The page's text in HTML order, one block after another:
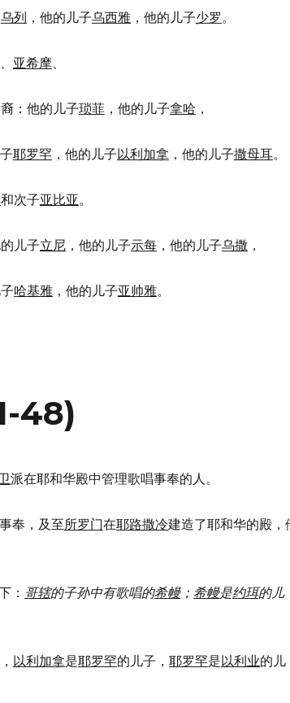
乌列 ，他的儿子乌西雅，他的儿子少罗。
、 亚希摩、
：他的儿子琐菲，他的儿子拿哈 ，
耶罗罕，他的儿子以利加拿，他的儿子撒母耳。
和次子亚比亚。
的儿子立尼，他的儿子示每，他的儿子乌撒，
哈基雅，他的儿子亚帅雅。
48)
派在耶和华殿中管理歌唱事奉的人。
奉，及至所罗门在耶路撒冷建造了耶和华的殿，
： 哥辖的子孙中有歌唱的希幔； 希幔是约珥的儿
以利加拿是耶罗罕的儿子， 耶罗罕是以利业的儿